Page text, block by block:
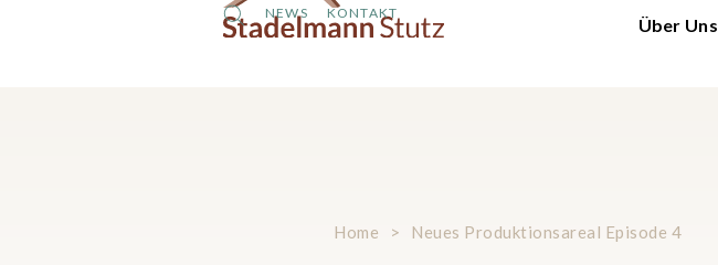
Über Uns
NEWS KONTAKT
Home > Neues Produktionsareal Episode 4